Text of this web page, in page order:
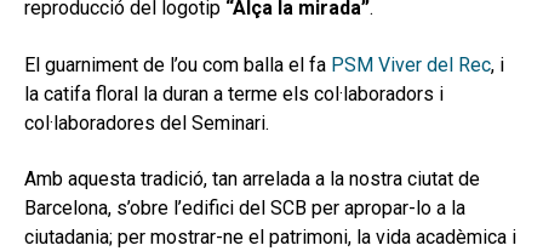
CERCAR
CAT
reproducció del logotip “Alça la mirada”.
El guarniment de l’ou com balla el fa PSM Viver del Rec, i
la catifa floral la duran a terme els col·laboradors i
col·laboradores del Seminari.
Amb aquesta tradició, tan arrelada a la nostra ciutat de
Barcelona, s’obre l’edifici del SCB per apropar-lo a la
ciutadania; per mostrar-ne el patrimoni, la vida acadèmica i